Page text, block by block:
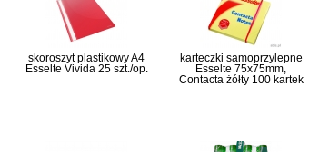
skoroszyt plastikowy A4
Esselte Vivida 25 szt./op.
karteczki samoprzylepne
Esselte 75x75mm,
Contacta żółty 100 kartek